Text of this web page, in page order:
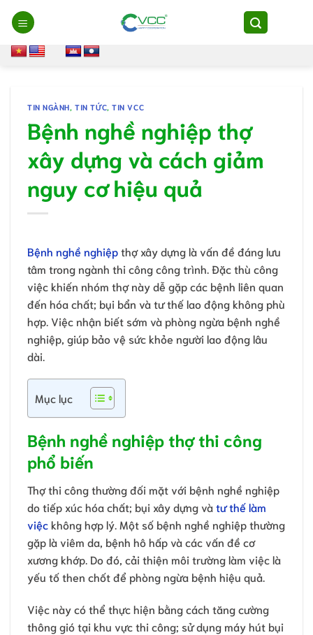
Chuyển
đến
nội
dung
TIN NGÀNH,TIN TỨC,TIN VCC
Bệnh nghề nghiệp thợ
xây dựng và cách giảm
nguy cơ hiệu quả
Bệnh nghề nghiệpthợ xây dựng là vấn đề đáng lưu
tâm trong ngành thi công công trình. Đặc thù công
việc khiến nhóm thợ này dễ gặp các bệnh liên quan
đến hóa chất; bụi bẩn và tư thế lao động không phù
hợp. Việc nhận biết sớm và phòng ngừa bệnh nghề
nghiệp, giúp bảo vệ sức khỏe người lao động lâu
dài.
Mục lục
Bệnh nghề nghiệp thợ thi công
phổ biến
Thợ thi công thường đối mặt với bệnh nghề nghiệp
do tiếp xúc hóa chất; bụi xây dựng vàtư thế làm
việckhông hợp lý. Một số bệnh nghề nghiệp thường
gặp là viêm da, bệnh hô hấp và các vấn đề cơ
xương khớp. Do đó, cải thiện môi trường làm việc là
yếu tố then chốt để phòng ngừa bệnh hiệu quả.
Việc này có thể thực hiện bằng cách tăng cường
thông gió tại khu vực thi công; sử dụng máy hút bụi